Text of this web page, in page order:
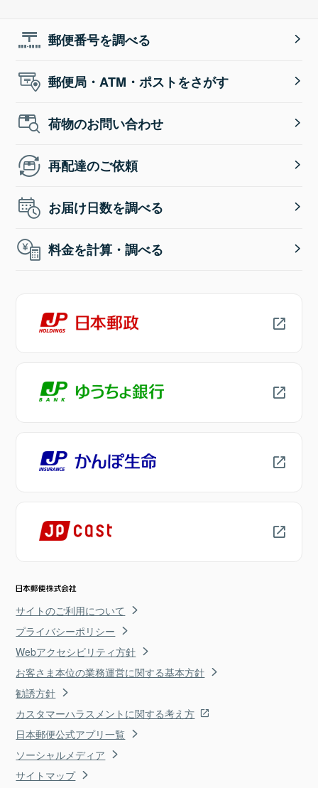
郵便番号を調べる
郵便局・ATM・ポストをさがす
荷物のお問い合わせ
再配達のご依頼
お届け日数を調べる
料金を計算・調べる
サイトのご利用について
プライバシーポリシー
Webアクセシビリティ方針
お客さま本位の業務運営に関する基本方針
勧誘方針
カスタマーハラスメントに関する考え方
日本郵便公式アプリ一覧
ソーシャルメディア
サイトマップ